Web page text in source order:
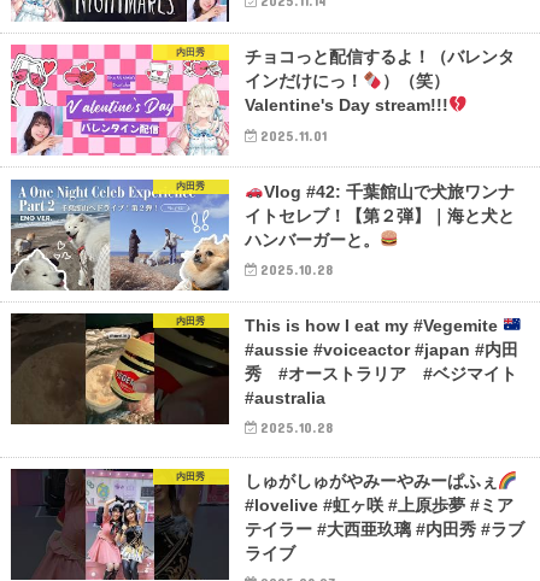
内田秀
チョコっと配信するよ！（バレンタ
インだけにっ！
）（笑）
Valentine's Day stream!!!
2025.11.01
内田秀
Vlog #42: 千葉館山で犬旅ワンナ
イトセレブ！【第２弾】｜海と犬と
ハンバーガーと。
2025.10.28
内田秀
This is how I eat my #Vegemite
#aussie #voiceactor #japan #内田
秀 #オーストラリア #ベジマイト
#australia
2025.10.28
内田秀
しゅがしゅがやみーやみーぱふぇ
#lovelive #虹ヶ咲 #上原歩夢 #ミア
テイラー #大西亜玖璃 #内田秀 #ラブ
ライブ